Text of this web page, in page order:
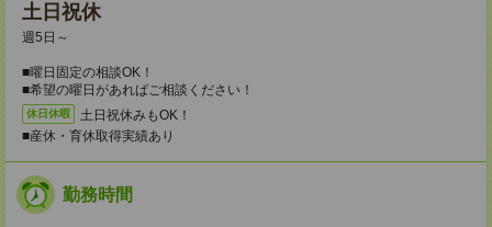
土日祝休
週5日～
■曜日固定の相談OK！
■希望の曜日があればご相談ください！
休日休暇
土日祝休みもOK！
■産休・育休取得実績あり
勤務時間